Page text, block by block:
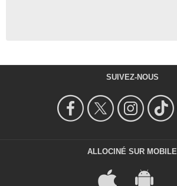
SUIVEZ-NOUS
ALLOCINÉ SUR MOBILE